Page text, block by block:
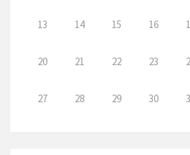
13 14 15 16
20 21 22 23
27 28 29 30